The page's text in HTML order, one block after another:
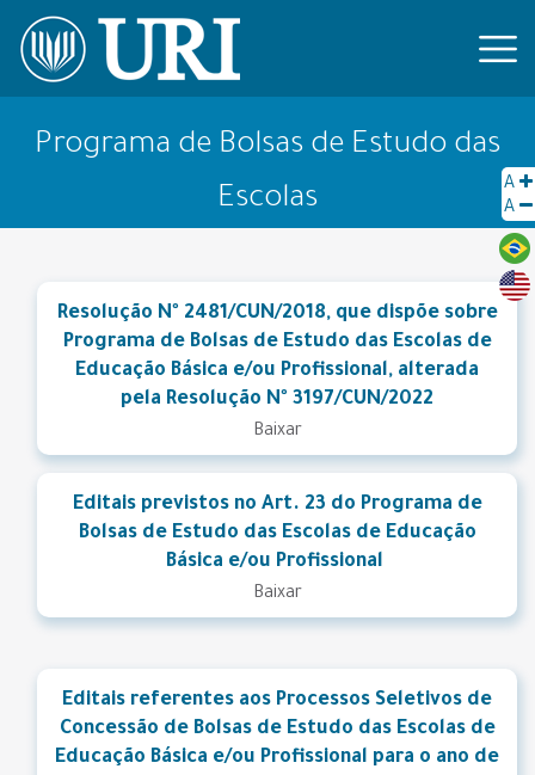
A
A
Programa de Bolsas de Estudo das
Escolas
Resolução Nº 2481/CUN/2018, que dispõe sobre
Programa de Bolsas de Estudo das Escolas de
Educação Básica e/ou Profissional, alterada
pela Resolução Nº 3197/CUN/2022
Baixar
Editais previstos no Art. 23 do Programa de
Bolsas de Estudo das Escolas de Educação
Básica e/ou Profissional
Baixar
Editais referentes aos Processos Seletivos de
Concessão de Bolsas de Estudo das Escolas de
Educação Básica e/ou Profissional para o ano de